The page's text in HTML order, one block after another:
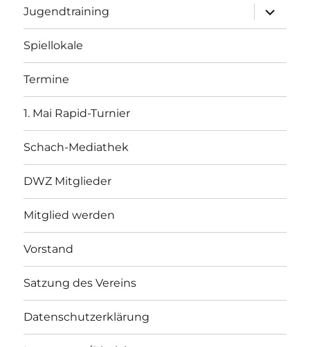
Jugendtraining
öffnen
Spiellokale
Termine
1. Mai Rapid-Turnier
Schach-Mediathek
DWZ Mitglieder
Mitglied werden
Vorstand
Satzung des Vereins
Datenschutzerklärung